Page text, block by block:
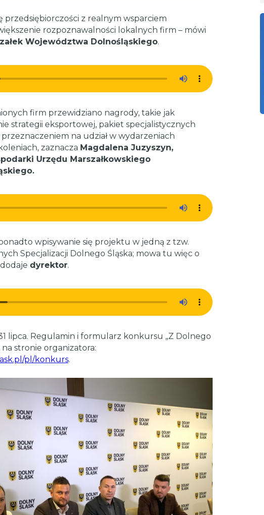
przedsiębiorczości z realnym wsparciem
rozpoznawalności lokalnych firm – mówi
Województwa Dolnośląskiego.
firm przewidziano nagrody, takie jak
strategii eksportowej, pakiet specjalistycznych
przeznaczeniem na udział w wydarzeniach
zaznacza Magdalena Juzyszyn,
Urzędu Marszałkowskiego
wpisywanie się projektu w jedną z tzw.
Specjalizacji Dolnego Śląska; mowa tu więc o
dyrektor.
lipca. Regulamin i formularz konkursu „Z Dolnego
stronie organizatora:
pl/konkurs.